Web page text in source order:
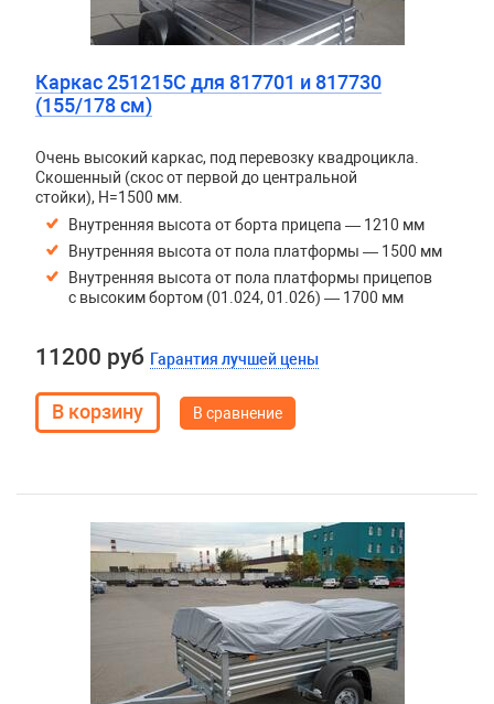
Каркас 251215С для 817701 и 817730
(155/178 см)
Очень высокий каркас, под перевозку квадроцикла.
Скошенный (скос от первой до центральной
стойки), H=1500 мм.
Внутренняя высота от борта прицепа — 1210 мм
Внутренняя высота от пола платформы — 1500 мм
Внутренняя высота от пола платформы прицепов
с высоким бортом (01.024, 01.026) — 1700 мм
11200 руб Гарантия лучшей цены
В сравнение